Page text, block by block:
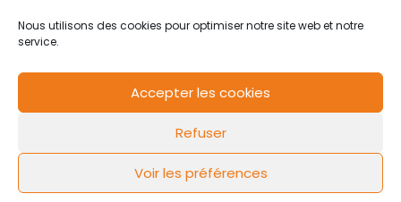
Nous utilisons des cookies pour optimiser notre site web et notre
service.
Accepter les cookies
Refuser
Voir les préférences
Mentions légales Politique de cookies
FLOW44